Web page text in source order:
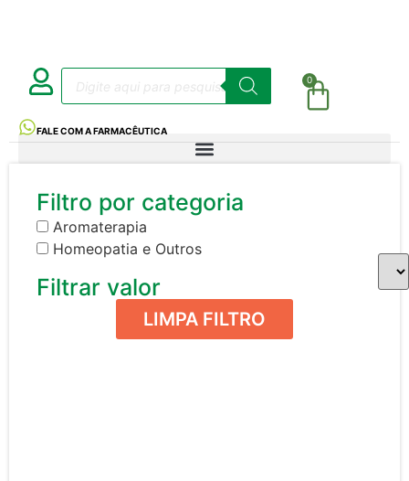
0
FALE COM A FARMACÊUTICA
Filtro por categoria
Aromaterapia
Homeopatia e Outros
Filtrar valor
LIMPA FILTRO